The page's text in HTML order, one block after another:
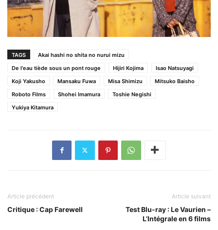
TAGS
Akai hashi no shita no nurui mizu
De l'eau tiède sous un pont rouge
Hijiri Kojima
Isao Natsuyagi
Koji Yakusho
Mansaku Fuwa Misa Shimizu
Mitsuko Baisho
Roboto Films
Shohei Imamura
Toshie Negishi
Yukiya Kitamura
Article précédent
Critique : Cap Farewell
Article suivant
Test Blu-ray : Le Vaurien –
L’Intégrale en 6 films